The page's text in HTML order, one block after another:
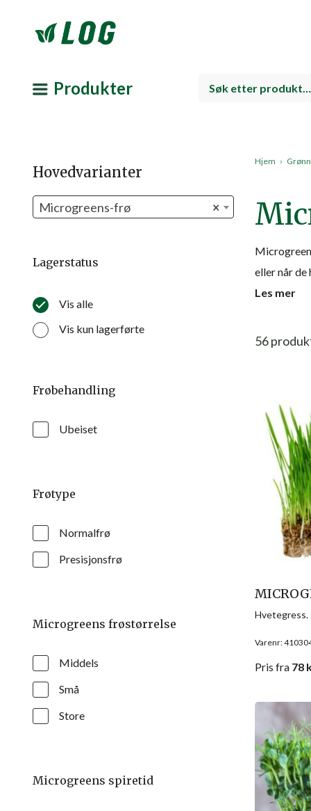
Produkter
Hovedvarianter
×
Microgreens-frø
Lagerstatus
Vis alle
Vis kun lagerførte
Frøbehandling
Ubeiset
Frøtype
Normalfrø
Presisjonsfrø
Microgreens frøstørrelse
Middels
Små
Store
Microgreens spiretid
Hjem ›
eller når de
Les mer
56
Varenr:
Hvetegress.
Pris fra 78